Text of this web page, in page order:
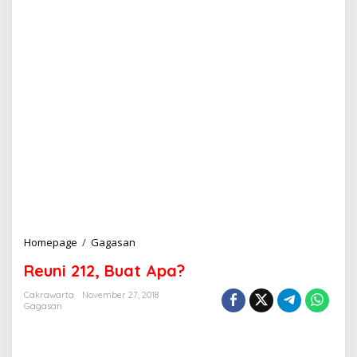
Homepage / Gagasan
u
i
Reuni 212, Buat Apa?
Cakrawarta
November 27, 2018
Gagasan